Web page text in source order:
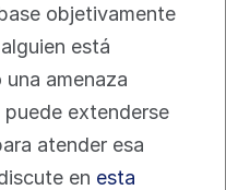
objetivamente
está
amenaza
extenderse
atender esa
en esta